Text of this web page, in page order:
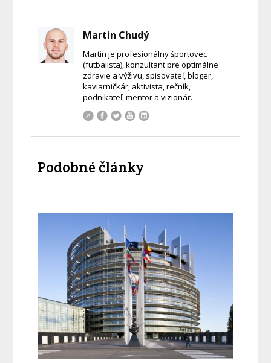
Martin Chudý
Martin je profesionálny športovec
(futbalista), konzultant pre optimálne
zdravie a výživu, spisovateľ, bloger,
kaviarničkár, aktivista, rečník,
podnikateľ, mentor a vizionár.
Podobné články